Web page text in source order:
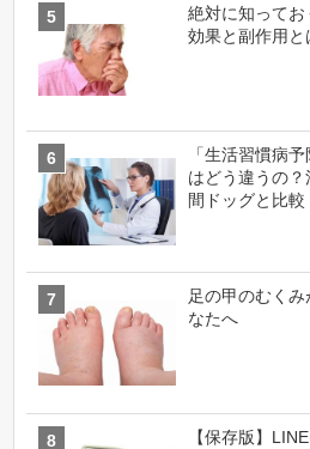
絶対に知って
効果と副作用と
「生活習慣病
はどう違うの
間ドッグと比較
足の甲のむく
なたへ
【保存版】